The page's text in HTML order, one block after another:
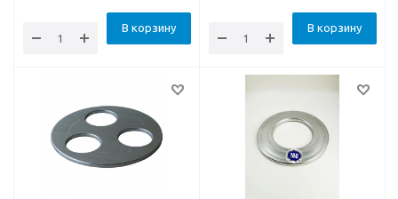
В корзину В корзину